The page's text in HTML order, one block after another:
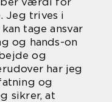
Jeg trives i
tage ansvar
og hands-on
og
har jeg
og
sikrer, at